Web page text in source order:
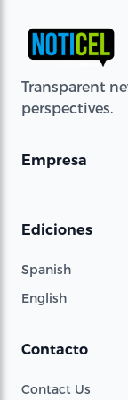
Transparent
perspectives.
Empresa
Ediciones
Spanish
English
Contacto
Contact Us